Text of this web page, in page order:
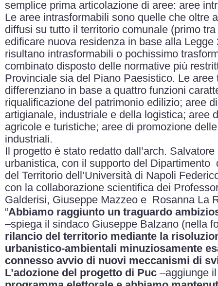
semplice prima articolazione di aree: aree
Le aree intrasformabili sono quelle che oltre
diffusi su tutto il territorio comunale (primo
edificare nuova residenza in base alla
risultano intrasformabili o pochissimo
combinato disposto delle normative più
Provinciale sia del Piano Paesistico. Le
differenziano in base a quattro funzioni
riqualificazione del patrimonio edilizio; aree
artigianale, industriale e della logistica; aree
agricole e turistiche; aree di promozione
industriali.
Il progetto è stato redatto dall’arch.
urbanistica, con il supporto del Dipartimento
del Territorio dell’Università di Napoli
con la collaborazione scientifica dei
Galderisi, Giuseppe Mazzeo e Rosanna La
“Abbiamo raggiunto un traguardo
–spiega il sindaco Giuseppe Balzano (nella
rilancio del territorio mediante la
urbanistico-ambientali minuziosamente
connesso avvio di nuovi meccanismi di
L’adozione del progetto di Puc –aggiunge